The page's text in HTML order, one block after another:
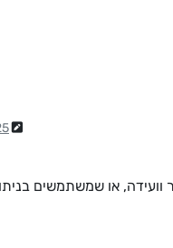
25 ביוני
וועידה, או שמשתמשים